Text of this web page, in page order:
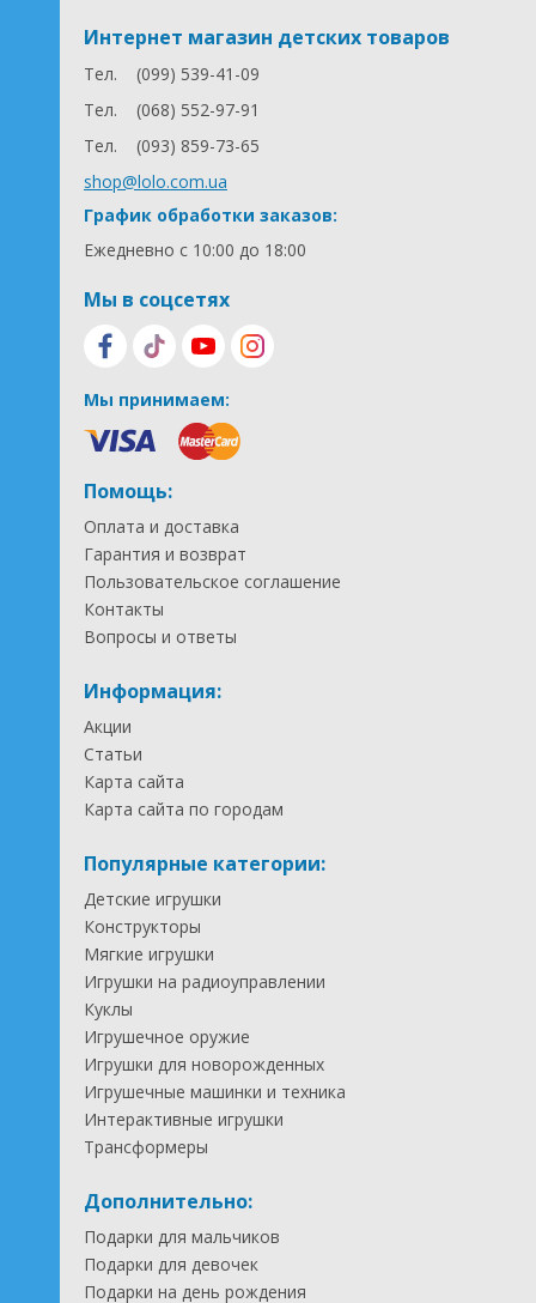
Интернет магазин детских товаров
Тел.
(099) 539-41-09
Тел.
(068) 552-97-91
Тел.
(093) 859-73-65
shop@lolo.com.ua
График обработки заказов:
Ежедневно с 10:00 до 18:00
Мы в соцсетях
Мы принимаем:
Помощь:
Оплата и доставка
Гарантия и возврат
Пользовательское соглашение
Контакты
Вопросы и ответы
Информация:
Акции
Статьи
Карта сайта
Карта сайта по городам
Популярные категории:
Детские игрушки
Конструкторы
Мягкие игрушки
Игрушки на радиоуправлении
Куклы
Игрушечное оружие
Игрушки для новорожденных
Игрушечные машинки и техника
Интерактивные игрушки
Трансформеры
Дополнительно:
Подарки для мальчиков
Подарки для девочек
Подарки на день рождения